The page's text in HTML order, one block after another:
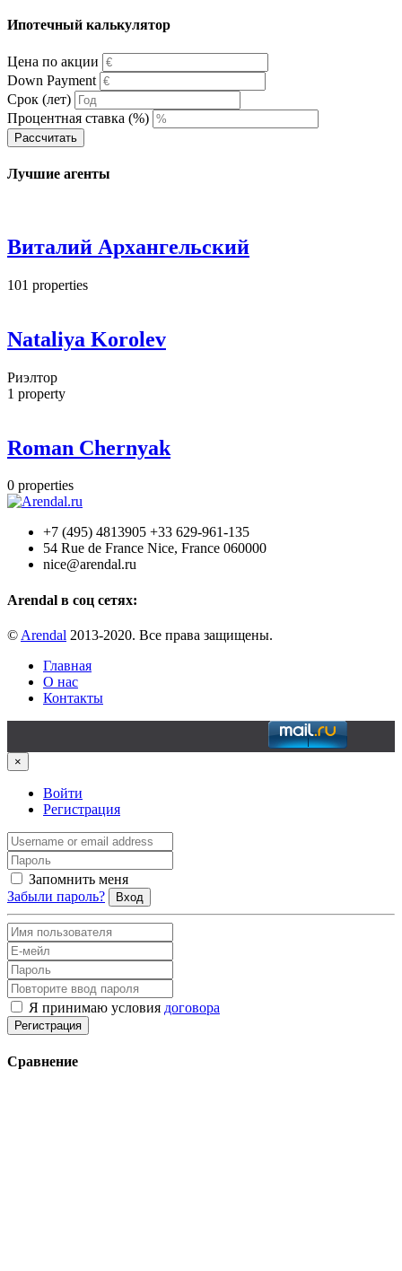
Ипотечный калькулятор
Цена по акции
Down Payment
Срок (лет)
Процентная ставка (%)
Рассчитать
Лучшие агенты
Виталий Архангельский
101 properties
Nataliya Korolev
Риэлтор
1 property
Roman Chernyak
0 properties
+7 (495) 4813905 +33 629-961-135
54 Rue de France Nice, France 060000
nice@arendal.ru
Arendal в соц сетях:
© Arendal 2013-2020. Все права защищены.
Главная
О нас
Контакты
×
Войти
Регистрация
Запомнить меня
Забыли пароль?
Вход
Я принимаю условия договора
Регистрация
Сравнение